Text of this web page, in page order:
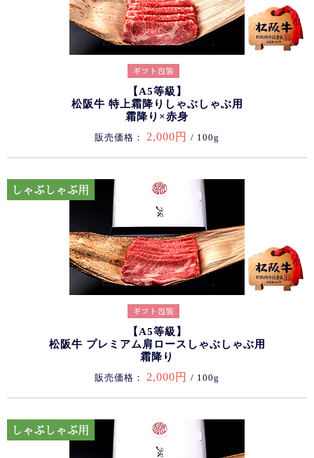
【A5等級】
松阪牛 特上霜降りしゃぶしゃぶ用
霜降り×赤身
販売価格： 2,000円 / 100g
【A5等級】
松阪牛 プレミアム肩ロースしゃぶしゃぶ用
霜降り
販売価格： 2,000円 / 100g